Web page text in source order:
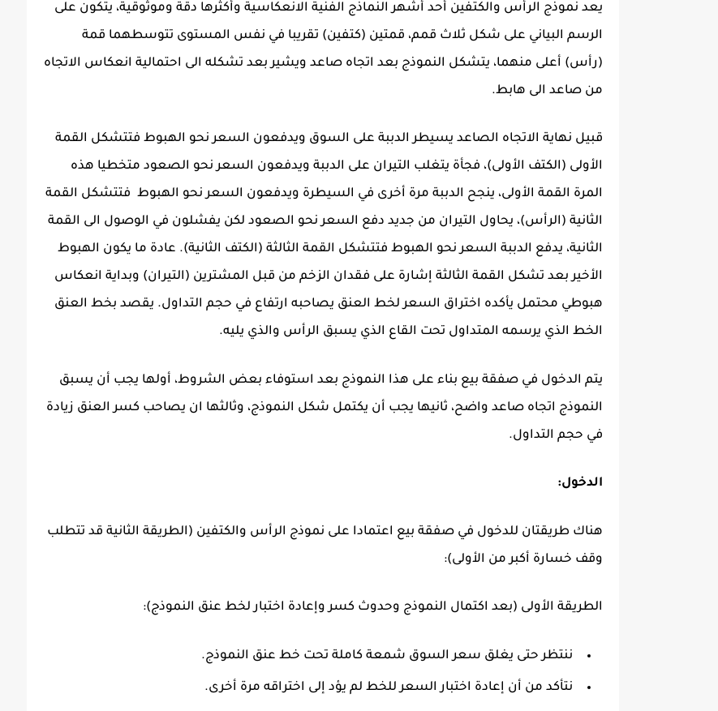
يعد نموذج الرأس والكتفين أحد أشهر النماذج الفنية الانعكاسية وأكثرها دقة وموثوقية، يتكون على
الرسم البياني على شكل ثلاث قمم، قمتين (كتفين) تقريبا في نفس المستوى تتوسطهما قمة
(رأس) أعلى منهما، يتشكل النموذج بعد اتجاه صاعد ويشير بعد تشكله الى احتمالية انعكاس الاتجاه
من صاعد الى هابط.
قبيل نهاية الاتجاه الصاعد يسيطر الدببة على السوق ويدفعون السعر نحو الهبوط فتتشكل القمة
الأولى (الكتف الأولى)، فجأة يتغلب التيران على الدببة ويدفعون السعر نحو الصعود متخطيا هذه
المرة القمة الأولى، ينجح الدببة مرة أخرى في السيطرة ويدفعون السعر نحو الهبوط فتتشكل القمة
الثانية (الرأس)، يحاول التيران من جديد دفع السعر نحو الصعود لكن يفشلون في الوصول الى القمة
الثانية، يدفع الدببة السعر نحو الهبوط فتتشكل القمة الثالثة (الكتف الثانية). عادة ما يكون الهبوط
الأخير بعد تشكل القمة الثالثة إشارة على فقدان الزخم من قبل المشترين (التيران) وبداية انعكاس
هبوطي محتمل يأكده اختراق السعر لخط العنق يصاحبه ارتفاع في حجم التداول. يقصد بخط العنق
الخط الذي يرسمه المتداول تحت القاع الذي يسبق الرأس والذي يليه.
يتم الدخول في صفقة بيع بناء على هذا النموذج بعد استوفاء بعض الشروط، أولها يجب أن يسبق
النموذج اتجاه صاعد واضح، ثانيها يجب أن يكتمل شكل النموذج، وثالثها ان يصاحب كسر العنق زيادة
في حجم التداول.
الدخول:
هناك طريقتان للدخول في صفقة بيع اعتمادا على نموذج الرأس والكتفين (الطريقة الثانية قد تتطلب
وقف خسارة أكبر من الأولى):
الطريقة الأولى (بعد اكتمال النموذج وحدوث كسر وإعادة اختبار لخط عنق النموذج):
ننتظر حتى يغلق سعر السوق شمعة كاملة تحت خط عنق النموذج.
نتأكد من أن إعادة اختبار السعر للخط لم يؤد إلى اختراقه مرة أخرى.